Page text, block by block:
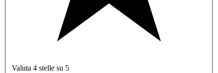
Valuta 4 stelle su 5